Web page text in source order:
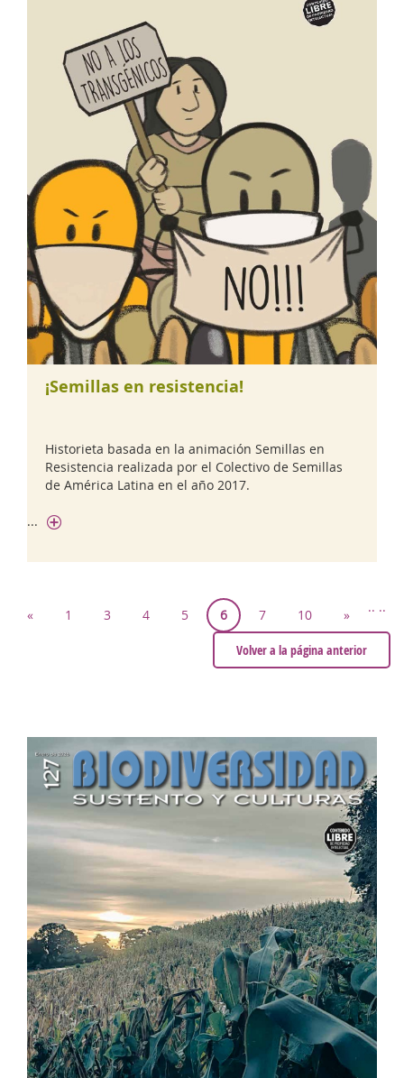
¡Semillas en resistencia!
Historieta basada en la animación Semillas en
Resistencia realizada por el Colectivo de Semillas
de América Latina en el año 2017.
...
« 1 ..
3 4 5 6 7 ..
10 »
Volver a la página anterior